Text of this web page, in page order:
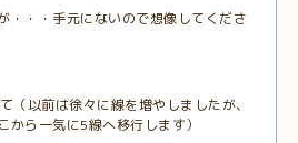
・・・手元にないので想像してくださ
（以前は徐々に線を増やしましたが、
から一気に5線へ移行します）